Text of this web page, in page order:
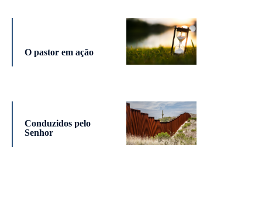
O pastor em ação
Conduzidos pelo
Senhor